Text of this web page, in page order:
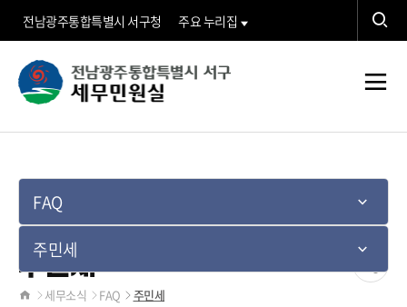
전남광주통합특별시 서구청 주요 누리집
세
무
민
원
실">
체
뉴
주민세
세무소식 FAQ 주민세
FAQ
주민세